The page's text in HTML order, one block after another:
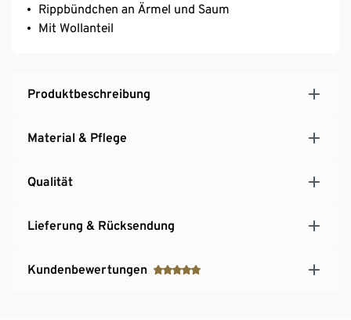
Rippbündchen an Ärmel und Saum
Mit Wollanteil
Produktbeschreibung
Material & Pflege
Qualität
Lieferung & Rücksendung
Kundenbewertungen